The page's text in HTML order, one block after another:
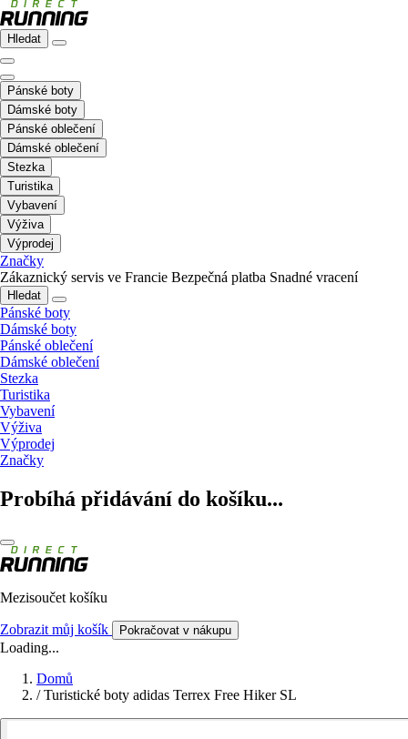
Hledat
Pánské boty
Dámské boty
Pánské oblečení
Dámské oblečení
Stezka
Turistika
Vybavení
Výživa
Výprodej
Značky
Zákaznický servis ve Francie Bezpečná platba Snadné vracení
Hledat
Pánské boty
Dámské boty
Pánské oblečení
Dámské oblečení
Stezka
Turistika
Vybavení
Výživa
Výprodej
Značky
Probíhá přidávání do košíku...
Mezisoučet košíku
Zobrazit můj košík Pokračovat v nákupu
Loading...
Domů
/ Turistické boty adidas Terrex Free Hiker SL